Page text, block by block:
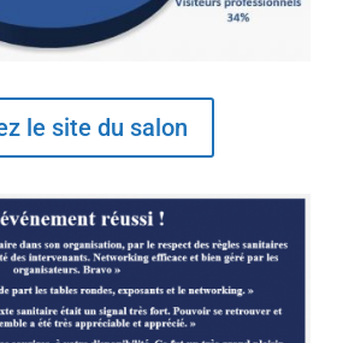
le site du salon